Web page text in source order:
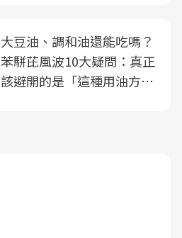
大豆油、調和油還能吃嗎？
苯駢芘風波10大疑問：真正
該避開的是「這種用油方